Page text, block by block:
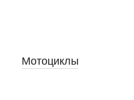
Мотоциклы